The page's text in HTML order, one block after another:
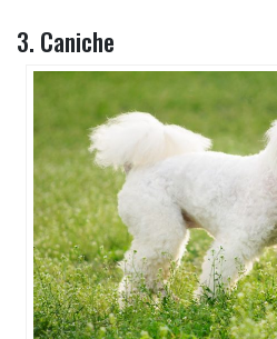
3. Caniche